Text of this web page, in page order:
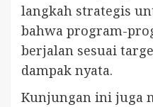
langkah strategis
bahwa program-
berjalan sesuai
dampak nyata.
Kunjungan ini juga